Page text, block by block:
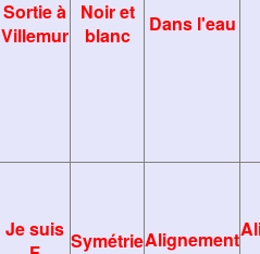
Sortie à
Villemur
Noir et
blanc
Dans l'eau
Je suis SymétrieAlignement